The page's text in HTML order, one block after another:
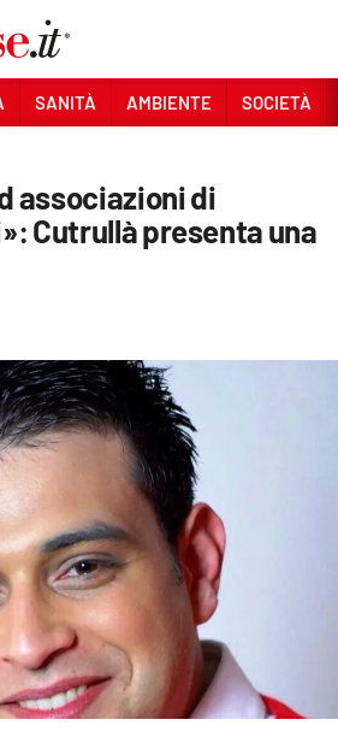
SANITÀ AMBIENTE SOCIETÀ
associazioni di
Cutrullà presenta una